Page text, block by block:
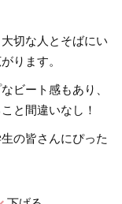
切な人とそばにい
ります。
ビート感もあり、
と間違いなし！
の皆さんにぴった